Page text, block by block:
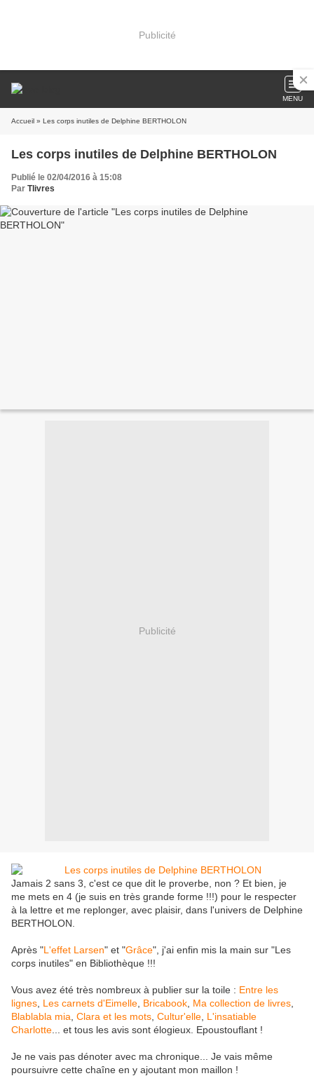
Publicité
MENU
Accueil » Les corps inutiles de Delphine BERTHOLON
Les corps inutiles de Delphine BERTHOLON
Publié le 02/04/2016 à 15:08
Par Tlivres
Publicité
Jamais 2 sans 3, c'est ce que dit le proverbe, non ? Et bien, je
me mets en 4 (je suis en très grande forme !!!) pour le respecter
à la lettre et me replonger, avec plaisir, dans l'univers de Delphine
BERTHOLON.
Après "L'effet Larsen" et "Grâce", j'ai enfin mis la main sur "Les
corps inutiles" en Bibliothèque !!!
Vous avez été très nombreux à publier sur la toile : Entre les
lignes Les carnets d'Eimelle Bricabook Ma collection de livres
Blablabla mia Clara et les mots Cultur'elle L'insatiable
Charlotte ... et tous les avis sont élogieux. Epoustouflant !
Je ne vais pas dénoter avec ma chronique... Je vais même
poursuivre cette chaîne en y ajoutant mon maillon !